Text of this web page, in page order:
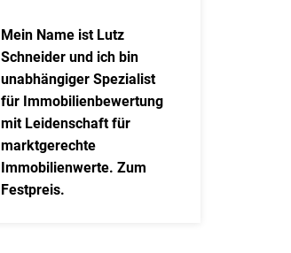
Mein Name ist Lutz
Schneider und ich bin
unabhängiger Spezialist
für Immobilienbewertung
mit Leidenschaft für
marktgerechte
Immobilienwerte. Zum
Festpreis.